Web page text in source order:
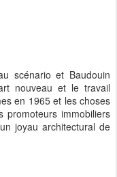
scénario et Baudouin
nouveau et le travail
en 1965 et les choses
promoteurs immobiliers
joyau architectural de